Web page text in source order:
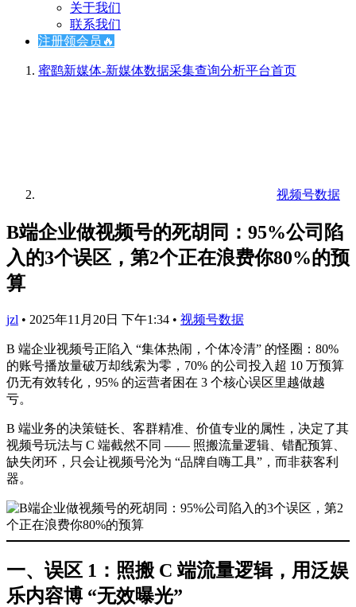
关于我们
联系我们
注册领会员🔥
蜜鹞新媒体-新媒体数据采集查询分析平台首页
视频号数据
B端企业做视频号的死胡同：95%公司陷
入的3个误区，第2个正在浪费你80%的预
算
jzl • 2025年11月20日 下午1:34 • 视频号数据
B 端企业视频号正陷入 “集体热闹，个体冷清” 的怪圈：80%
的账号播放量破万却线索为零，70% 的公司投入超 10 万预算
仍无有效转化，95% 的运营者困在 3 个核心误区里越做越
亏。
B 端业务的决策链长、客群精准、价值专业的属性，决定了其
视频号玩法与 C 端截然不同 —— 照搬流量逻辑、错配预算、
缺失闭环，只会让视频号沦为 “品牌自嗨工具”，而非获客利
器。
一、误区 1：照搬 C 端流量逻辑，用泛娱
乐内容博 “无效曝光”